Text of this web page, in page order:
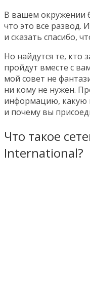
В вашем окружении
что это все развод.
и сказать спасибо,
Но найдутся те, кто
пройдут вместе с
мой совет не
ни кому не нужен.
информацию, какую
и почему вы
Что такое
International?